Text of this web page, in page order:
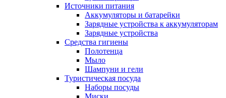
Источники питания
Аккумуляторы и батарейки
Зарядные устройства к аккумуляторам
Зарядные устройства
Средства гигиены
Полотенца
Мыло
Шампуни и гели
Туристическая посуда
Наборы посуды
Миски